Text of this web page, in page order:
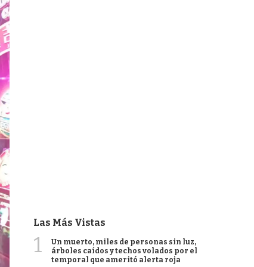
Las Más Vistas
1
Un muerto, miles de personas sin luz,
árboles caídos y techos volados por el
temporal que ameritó alerta roja